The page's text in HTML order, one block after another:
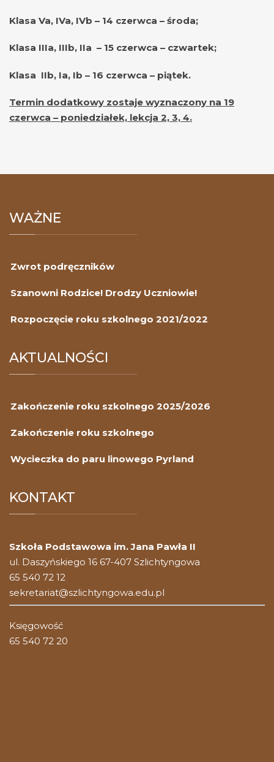
Klasa Va, IVa, IVb – 14 czerwca – środa;
Klasa IIIa, IIIb, IIa – 15 czerwca – czwartek;
Klasa IIb, Ia, Ib – 16 czerwca – piątek.
Termin dodatkowy zostaje wyznaczony na 19
czerwca – poniedziałek, lekcja 2, 3, 4.
WAŻNE
Zwrot podręczników
Szanowni Rodzice! Drodzy Uczniowie!
Rozpoczęcie roku szkolnego 2021/2022
AKTUALNOŚCI
Zakończenie roku szkolnego 2025/2026
Zakończenie roku szkolnego
Wycieczka do paru linowego Pyrland
KONTAKT
Szkoła Podstawowa im. Jana Pawła II
ul. Daszyńskiego 16 67-407 Szlichtyngowa
65 540 72 12
sekretariat@szlichtyngowa.edu.pl
Księgowość
65 540 72 20